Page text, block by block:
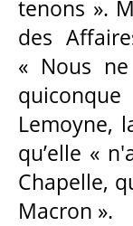
tenons ».
des
« Nous
Lemoyne,
qu’elle «
Chapelle,
Macron ».